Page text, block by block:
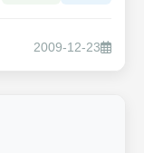
2009-12-23